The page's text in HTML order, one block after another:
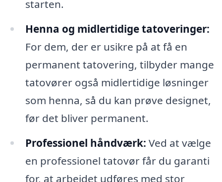
starten.
Henna og midlertidige tatoveringer:
For dem, der er usikre på at få en
permanent tatovering, tilbyder mange
tatovører også midlertidige løsninger
som henna, så du kan prøve designet,
før det bliver permanent.
Professionel håndværk: Ved at vælge
en professionel tatovør får du garanti
for, at arbejdet udføres med stor